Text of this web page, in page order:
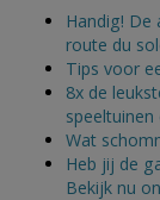
Handig! De
route du
Tips voor
8x de
speeltuinen
Wat
Heb jij de
Bekijk nu